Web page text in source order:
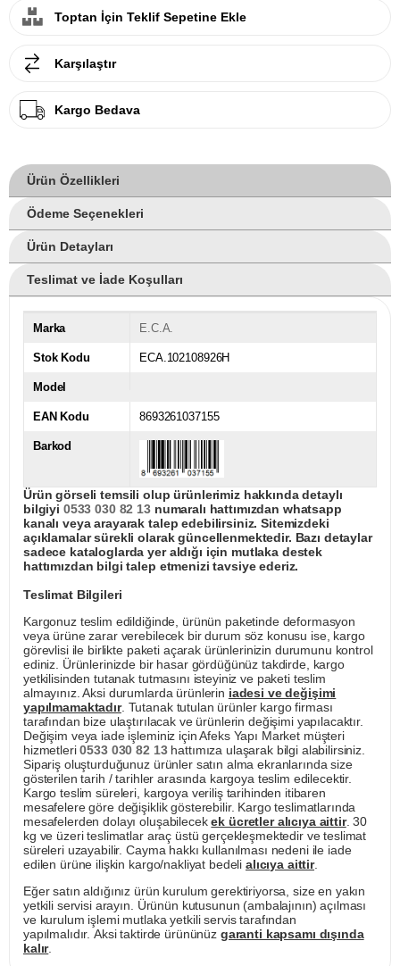
Toptan İçin Teklif Sepetine Ekle
Karşılaştır
Kargo Bedava
Ürün Özellikleri
Ödeme Seçenekleri
Ürün Detayları
Teslimat ve İade Koşulları
Marka E.C.A.
Stok Kodu ECA.102108926H
Model
EAN Kodu 8693261037155
Barkod
Ürün görseli temsili olup ürünlerimiz hakkında detaylı
bilgiyi 0533 030 82 13numaralı hattımızdan whatsapp
kanalı veya arayarak talep edebilirsiniz. Sitemizdeki
açıklamalar sürekli olarak güncellenmektedir. Bazı detaylar
sadece kataloglarda yer aldığı için mutlaka destek
hattımızdan bilgi talep etmenizi tavsiye ederiz.
Teslimat Bilgileri
Kargonuz teslim edildiğinde, ürünün paketinde deformasyon
veya ürüne zarar verebilecek bir durum söz konusu ise, kargo
görevlisi ile birlikte paketi açarak ürünlerinizin durumunu kontrol
ediniz. Ürünlerinizde bir hasar gördüğünüz takdirde, kargo
yetkilisinden tutanak tutmasını isteyiniz ve paketi teslim
almayınız. Aksi durumlarda ürünlerin iadesi ve değişimi
yapılmamaktadır. Tutanak tutulan ürünler kargo firması
tarafından bize ulaştırılacak ve ürünlerin değişimi yapılacaktır.
Değişim veya iade işleminiz için Afeks Yapı Market müşteri
hizmetleri0533 030 82 13hattımıza ulaşarak bilgi alabilirsiniz.
Sipariş oluşturduğunuz ürünler satın alma ekranlarında size
gösterilen tarih / tarihler arasında kargoya teslim edilecektir.
Kargo teslim süreleri, kargoya veriliş tarihinden itibaren
mesafelere göre değişiklik gösterebilir. Kargo teslimatlarında
mesafelerden dolayı oluşabilecekek ücretler alıcıya aittir. 30
kg ve üzeri teslimatlar araç üstü gerçekleşmektedir ve teslimat
süreleri uzayabilir. Cayma hakkı kullanılması nedeni ile iade
edilen ürüne ilişkin kargo/nakliyat bedeli alıcıya aittir.
Eğer satın aldığınız ürün kurulum gerektiriyorsa, size en yakın
yetkili servisi arayın. Ürünün kutusunun (ambalajının) açılması
ve kurulum işlemi mutlaka yetkili servis tarafından
yapılmalıdır. Aksi taktirde ürününüz garanti kapsamı dışında
kalır.